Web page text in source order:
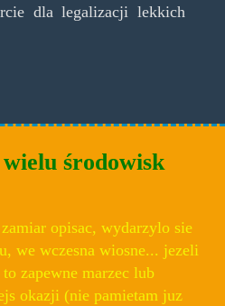
dla legalizacji lekkich
środowisk
opisac, wydarzylo sie
we wczesna wiosne... jezeli
zapewne marzec lub
okazji (nie pamietam juz